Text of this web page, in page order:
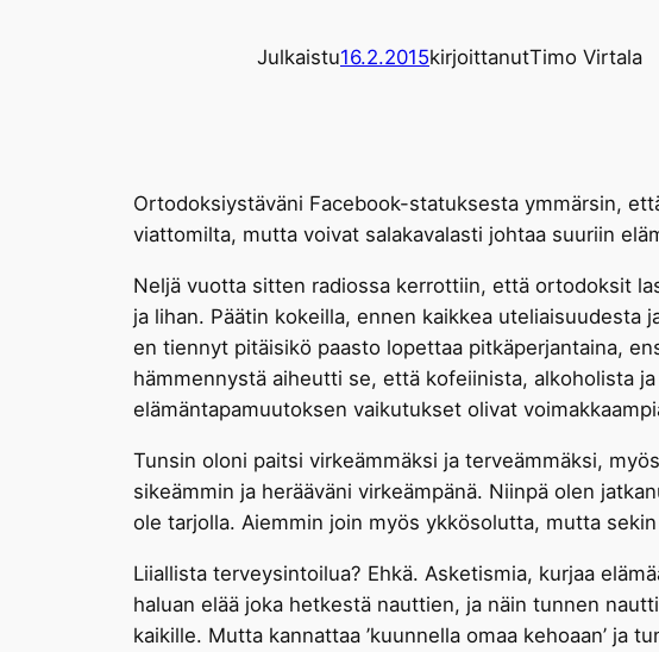
Julkaistu16.2.2015kirjoittanutTimo Virtala
Ortodoksiystäväni Facebook-statuksesta ymmärsin,
viattomilta, mutta voivat salakavalasti johtaa suuriin
Neljä vuotta sitten radiossa kerrottiin, että ortodoksit
ja lihan. Päätin kokeilla, ennen kaikkea
en tiennyt pitäisikö paasto lopettaa pitkäperjantaina,
hämmennystä aiheutti se, että kofeiinista, alkoholista
elämäntapamuutoksen vaikutukset olivat
Tunsin oloni paitsi virkeämmäksi ja terveämmäksi,
sikeämmin ja herääväni virkeämpänä. Niinpä olen
ole tarjolla. Aiemmin join myös ykkösolutta, mutta
Liiallista terveysintoilua? Ehkä. Asketismia, kurjaa
haluan elää joka hetkestä nauttien, ja näin tunnen
kaikille. Mutta kannattaa ’kuunnella omaa kehoaan’ ja